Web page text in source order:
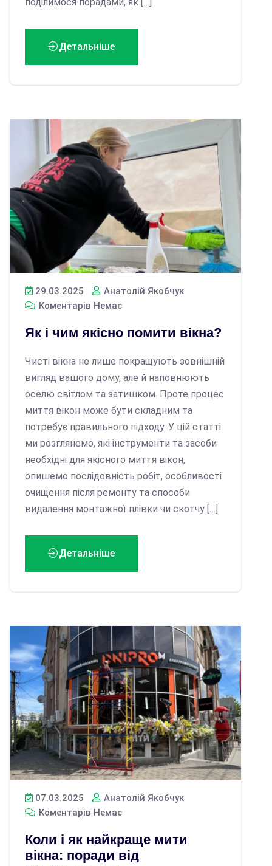
Детальніше
29.03.2025
Анатолій Якобчук
Коментарів Немає
Як і чим якісно помити вікна?
​Чисті вікна не лише покращують зовнішній
вигляд вашого дому, але й наповнюють
оселю світлом та затишком. Проте процес
миття вікон може бути складним та
потребує правильного підходу. У цій статті
ми розглянемо, які інструменти та засоби
необхідні для якісного миття вікон,
опишемо послідовність робіт, особливості
очищення після ремонту та способи
видалення монтажної плівки чи скотчу […]
Детальніше
07.03.2025
Анатолій Якобчук
Коментарів Немає
Коли і як найкраще мити
вікна: поради від